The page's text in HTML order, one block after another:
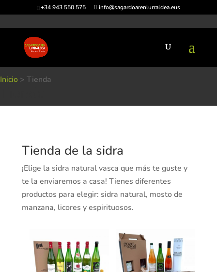
+34 943 550 575 info@sagardoarenlurraldea.eus
Inicio > Tienda
Tienda de la sidra
¡Elige la sidra natural vasca que más te guste y
te la enviaremos a casa! Tienes diferentes
productos para elegir: sidra natural, mosto de
manzana, licores y espirituosos.